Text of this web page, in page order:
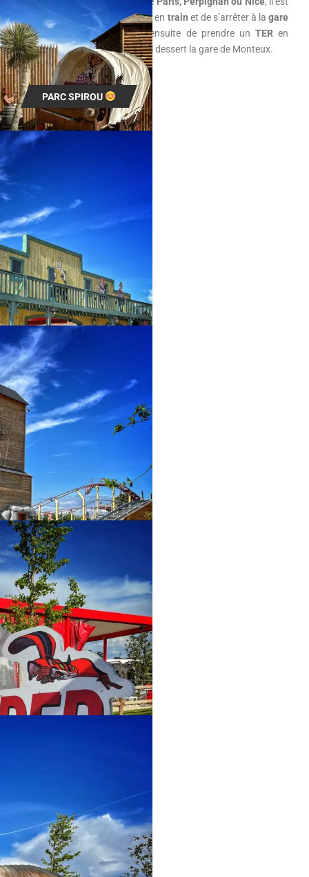
tout à fait possible de venir en train et de s’arrêter à lagare
TGV D’Avignon.Il suffit ensuite de prendre un TERen
direction de Carpentras qui dessert la gare de Monteux.
PARC SPIROU